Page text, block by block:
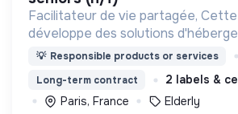
Facilitateur de vie partagée,
développe des solutions
aux seniors et novatrices : accueil
💡 Responsible products or services
Long-term contract
2 labels &
Paris, France
Elderly